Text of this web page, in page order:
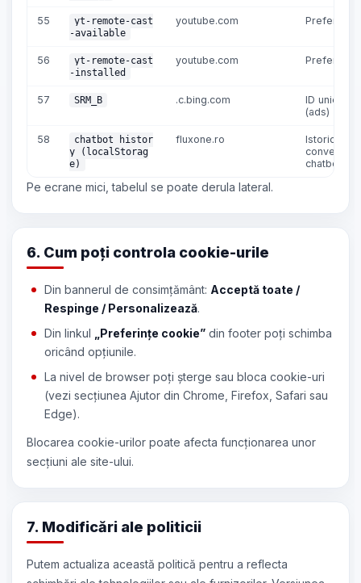
55
yt-remote-cast
-available
youtube.com Preferințe
56
yt-remote-cast
-installed
youtube.com Preferințe
57 SRM_B .c.bing.com
ID unic
(ads)
58
chatbot_histor
y (localStorag
e)
fluxone.ro
Istoricul
chatbotul
Pe ecrane mici, tabelul se poate derula lateral.
6. Cum poți controla cookie-urile
Din bannerul de consimțământ: Acceptă toate /
Respinge / Personalizează.
Din linkul
„Preferințe cookie” din footer poți schimba
oricând opțiunile.
La nivel de browser poți șterge sau bloca cookie-uri
(vezi secțiunea Ajutor din Chrome, Firefox, Safari sau
Edge).
Blocarea cookie-urilor poate afecta funcționarea unor
secțiuni ale site-ului.
7. Modificări ale politicii
Putem actualiza această politică pentru a reflecta